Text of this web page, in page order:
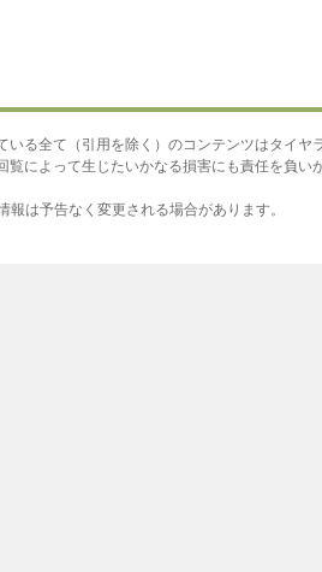
いる全て（引用を除く）のコンテンツはタイヤ
覧によって生じたいかなる損害にも責任を負い
報は予告なく変更される場合があります。